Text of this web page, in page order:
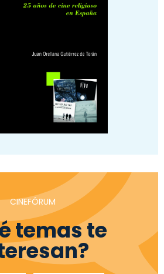
CINEFÓRUM
temas te